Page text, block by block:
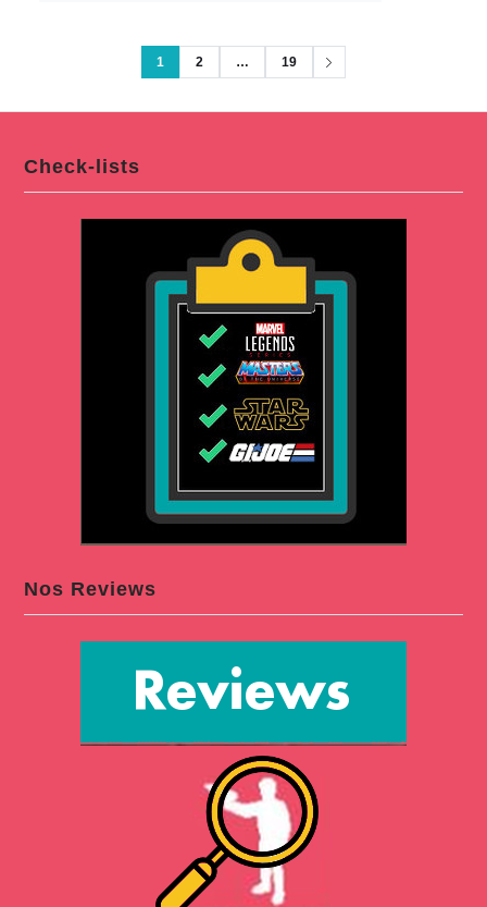
1 2 … 19
Check-lists
Nos Reviews